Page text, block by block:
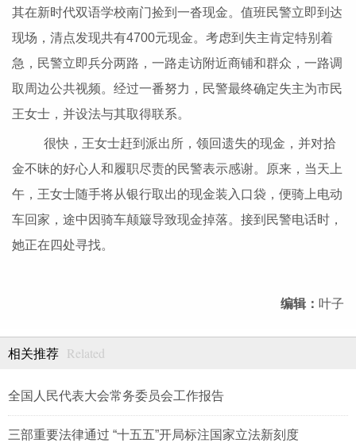
其在新时代双语学校南门捡到一沓现金。值班民警立即到达
现场，清点发现共有4700元现金。考虑到失主肯定特别着
急，民警立即兵分两路，一路走访附近商铺和群众，一路调
取周边公共视频。经过一番努力，民警最终确定失主为市民
王女士，并设法与其取得联系。
很快，王女士赶到派出所，领回遗失的现金，并对拾
金不昧的好心人和履职尽责的民警表示感谢。原来，当天上
午，王女士随手将从银行取出的现金装入口袋，便骑上电动
车回家，途中因骑车颠簸导致现金掉落。接到民警电话时，
她正在四处寻找。
编辑： 叶子
相关推荐 Related
全国人民代表大会常务委员会工作报告
三部重要法律通过 “十五五”开局标注国家立法新刻度